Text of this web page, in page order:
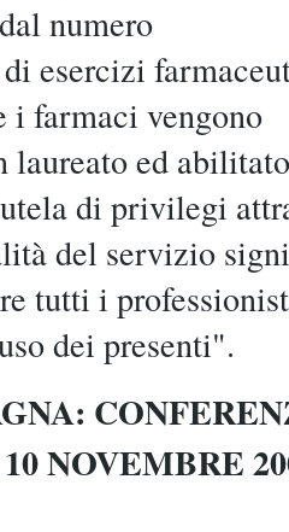
numero
esercizi
i farmaci vengono
laureato ed
di privilegi
del servizio
tutti i
dei presenti".
NOVEMBRE